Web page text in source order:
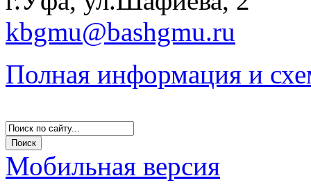
kbgmu@bashgmu.ru
Полная информация и
Мобильная версия